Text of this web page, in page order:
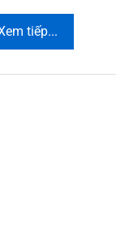
tiếp...